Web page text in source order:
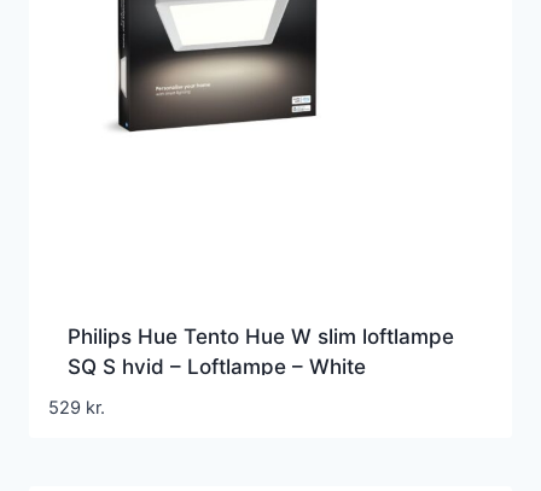
Philips Hue Tento Hue W slim loftlampe
SQ S hvid – Loftlampe – White
529 kr.